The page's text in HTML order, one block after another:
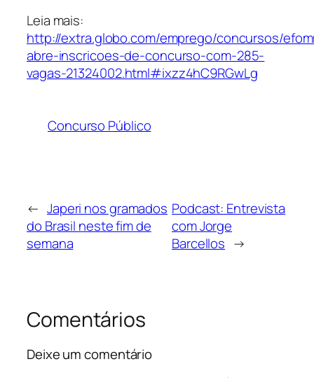
Leia mais:
http://extra.globo.com/emprego/concursos/
abre-inscricoes-de-concurso-com-285-
vagas-21324002.html#ixzz4hC9RGwLg
Concurso Público
← Japeri nos gramados
do Brasil neste fim de
semana
Podcast: Entrevista
com Jorge
Barcellos →
Comentários
Deixe um comentário